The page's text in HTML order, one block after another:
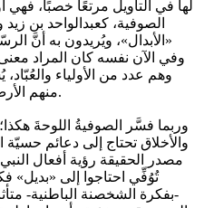
لها في التأويل مرتعًا خصبًا،
الصوفية، كعبدالواحد بن
«الأبدال»، ويُريدون به أنَّ
وفي الآن نفسه كان المراد معنى
وهم عدد من الأولياء
منهم الأرض، كلما مات واحدٌ منهم أُبدِل بآخر.
وربما فسَّر الصوفيةُ اللوحةَ
والأخلاق تحتاج إلى دعائم حسيّة
مصدر الحقيقة رؤية أفعال
تُوُفِّي احتاجوا إلى «بديل»
-بفكرة الشخصنة الباطنية-